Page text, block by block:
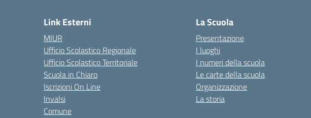
Link Esterni
MIUR
Ufficio Scolastico Regionale
Ufficio Scolastico Territoriale
Scuola in Chiaro
Iscrizioni On Line
Invalsi
Comune
La Scuola
Presentazione
I luoghi
I numeri della scuola
Le carte della scuola
Organizzazione
La storia